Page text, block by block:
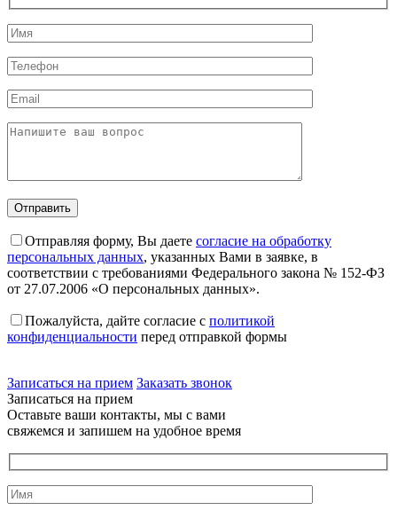
Отправляя форму, Вы даете согласие на обработку
персональных данных, указанных Вами в заявке, в
соответствии с требованиями Федерального закона № 152-ФЗ
от 27.07.2006 «О персональных данных».
Пожалуйста, дайте согласие c политикой
конфиденциальности перед отправкой формы
Записаться на прием Заказать звонок
Записаться на прием
Оставьте ваши контакты, мы с вами
свяжемся и запишем на удобное время